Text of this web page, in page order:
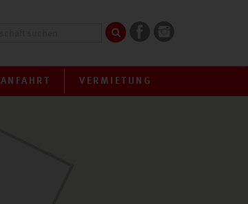
ANFAHRT VERMIETUNG